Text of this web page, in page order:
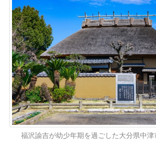
福沢諭吉が幼少年期を過ごした大分県中津